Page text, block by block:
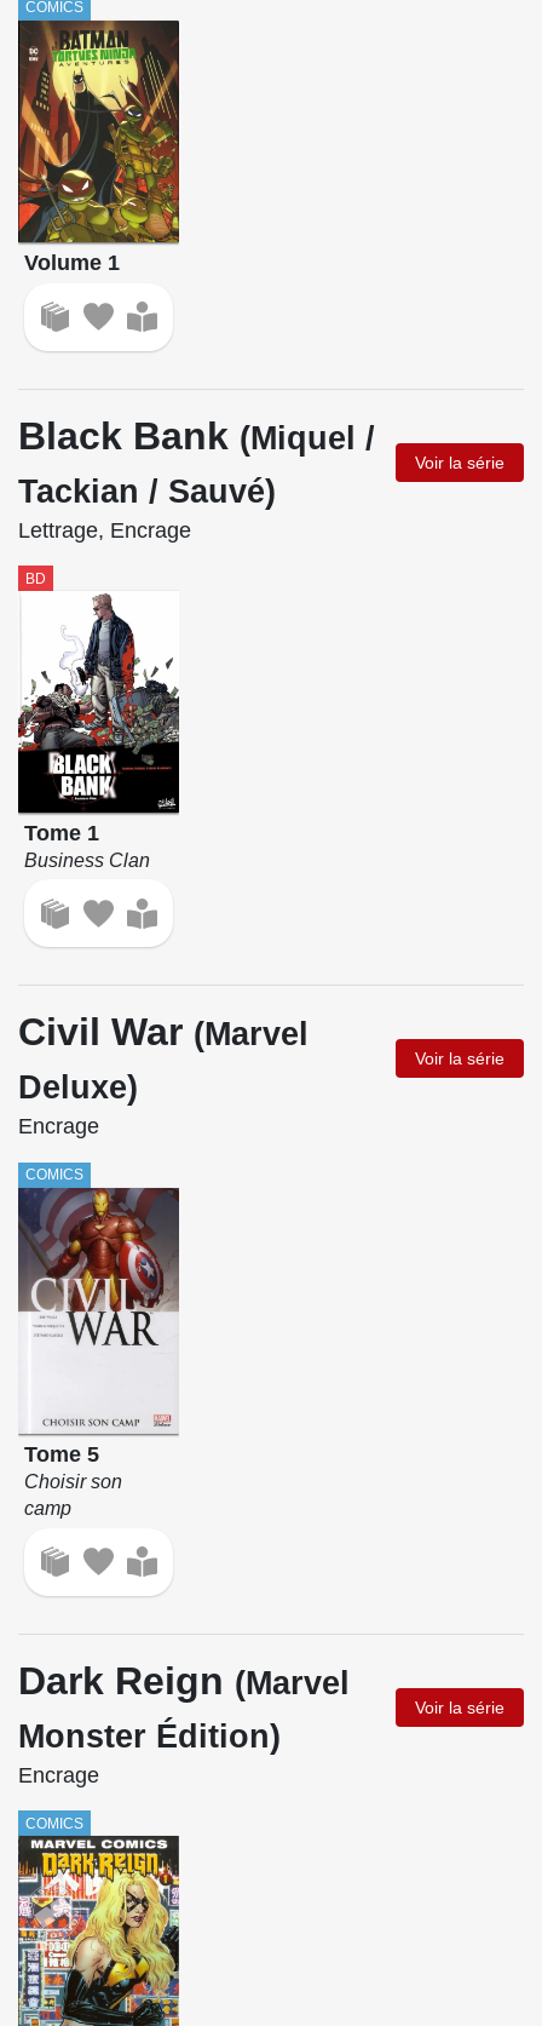
COMICS
Volume 1
Black Bank (Miquel /
Tackian / Sauvé)
Voir la série
Lettrage, Encrage
BD
Tome 1
Business Clan
Civil War (Marvel
Deluxe)
Voir la série
Encrage
COMICS
Tome 5
Choisir son
camp
Dark Reign (Marvel
Monster Édition)
Voir la série
Encrage
COMICS